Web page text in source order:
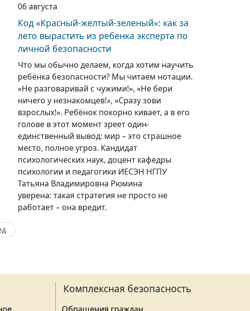
06 августа
Код «Красный-желтый-зеленый»: как за
лето вырастить из ребенка эксперта по
личной безопасности
Что мы обычно делаем, когда хотим научить
ребёнка безопасности? Мы читаем нотации.
«Не разговаривай с чужими!», «Не бери
ничего у незнакомцев!», «Сразу зови
взрослых!». Ребёнок покорно кивает, а в его
голове в этот момент зреет один-
единственный вывод: мир – это страшное
место, полное угроз. Кандидат
психологических наук, доцент кафедры
психологии и педагогики ИЕСЭН НГПУ
Татьяна Владимировна Рюмина
уверена: такая стратегия не просто не
работает – она вредит.
Комплексная безопасность
Обращения граждан